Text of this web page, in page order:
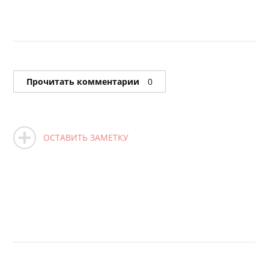
Прочитать комментарии 0
ОСТАВИТЬ ЗАМЕТКУ